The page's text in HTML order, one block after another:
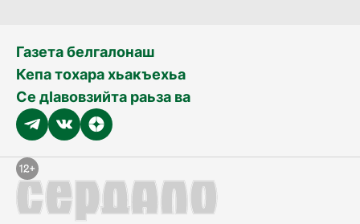
Газета белгалонаш
Кепа тохара хьакъехьа
Се дӀавовзийта раьза ва